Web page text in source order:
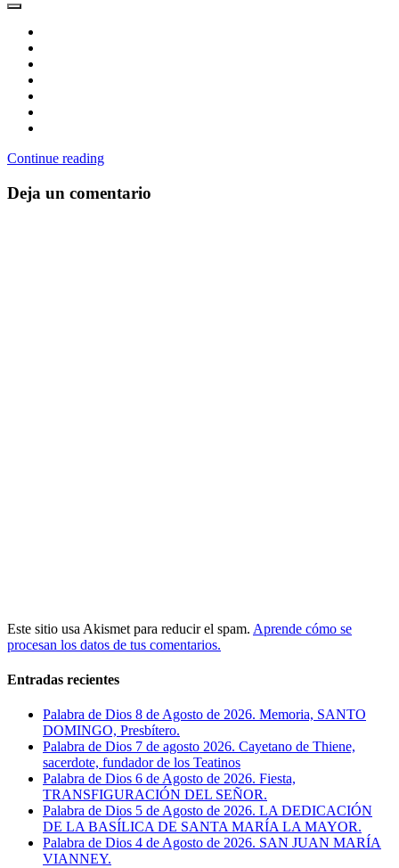
Continue reading
Deja un comentario
Este sitio usa Akismet para reducir el spam. Aprende cómo se
procesan los datos de tus comentarios.
Entradas recientes
Palabra de Dios 8 de Agosto de 2026. Memoria, SANTO
DOMINGO, Presbítero.
Palabra de Dios 7 de agosto 2026. Cayetano de Thiene,
sacerdote, fundador de los Teatinos
Palabra de Dios 6 de Agosto de 2026. Fiesta,
TRANSFIGURACIÓN DEL SEÑOR.
Palabra de Dios 5 de Agosto de 2026. LA DEDICACIÓN
DE LA BASÍLICA DE SANTA MARÍA LA MAYOR.
Palabra de Dios 4 de Agosto de 2026. SAN JUAN MARÍA
VIANNEY.